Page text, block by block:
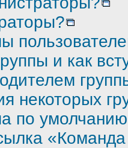
и как
некоторых
по